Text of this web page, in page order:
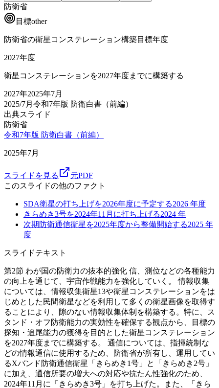
防衛省
目標other
防衛省の衛星コンステレーション構築目標年度
2027年度
衛星コンステレーションを2027年度までに構築する
2027年2025年7月
2025/7月 令和7年版 防衛白書（前編）
出典スライド
防衛省
令和7年版 防衛白書（前編）
2025年7月
スライドを見る
元PDF
このスライドの他のファクト
SDA衛星の打ち上げを2026年度に予定する2026 年度
きらめき3号を2024年11月に打ち上げる2024 年
次期防衛通信衛星を2025年度から整備開始する2025 年
度
スライドテキスト
第2節 わが国の防衛力の抜本的強化 信、測位などの各種能力
の向上を通じて、宇宙作戦能力を強化していく。 情報収集
については、情報収集衛星13や衛星コンステレーションをは
じめとした民間衛星などを利用して多くの衛星画像を取得す
ることにより、隙のない情報収集体制を構築する。特に、ス
タンド・オフ防衛能力の実効性を確保する観点から、目標の
探知・追尾能力の獲得を目的とした衛星コンステレーション
を2027年度までに構築する。 通信については、指揮統制な
どの情報通信に使用するため、防衛省が所有し、運用してい
るXバンド防衛通信衛星「きらめき1号」と「きらめき2号」
に加え、通信所要の増大への対応や抗たん性強化のため、
2024年11月に「きらめき3号」を打ち上げた。また、「きら